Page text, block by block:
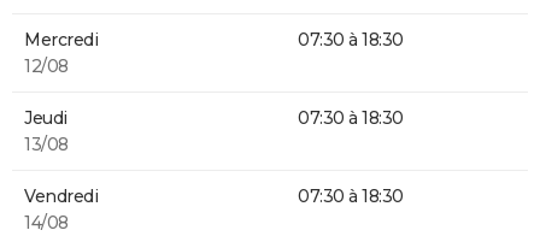
Mercredi
12/08
07:30 à 18:30
Jeudi
13/08
07:30 à 18:30
Vendredi
14/08
07:30 à 18:30